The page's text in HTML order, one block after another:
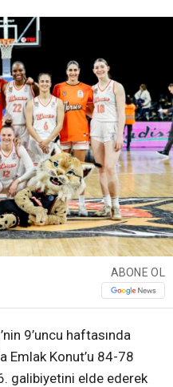
ABONE OL
9’uncu haftasında
Emlak Konut’u 84-78
galibiyetini elde ederek